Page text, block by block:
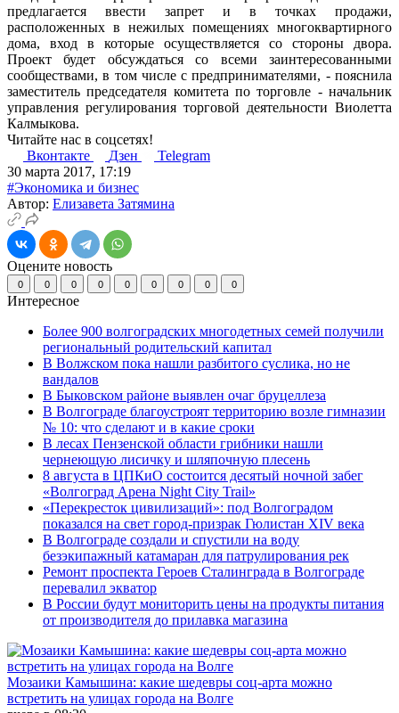
предлагается ввести запрет и в точках продажи,
расположенных в нежилых помещениях многоквартирного
дома, вход в которые осуществляется со стороны двора.
Проект будет обсуждаться со всеми заинтересованными
сообществами, в том числе с предпринимателями, - пояснила
заместитель председателя комитета по торговле - начальник
управления регулирования торговой деятельности Виолетта
Калмыкова.
Читайте нас в соцсетях!
Вконтакте
Дзен
Telegram
30 марта 2017, 17:19
#Экономика и бизнес
Автор: Елизавета Затямина
Оцените новость
0 0 0 0 0 0 0 0 0
Интересное
Более 900 волгоградских многодетных семей получили
региональный родительский капитал
В Волжском пока нашли разбитого суслика, но не
вандалов
В Быковском районе выявлен очаг бруцеллеза
В Волгограде благоустроят территорию возле гимназии
№ 10: что сделают и в какие сроки
В лесах Пензенской области грибники нашли
чернеющую лисичку и шляпочную плесень
8 августа в ЦПКиО состоится десятый ночной забег
«Волгоград Арена Night City Trail»
«Перекресток цивилизаций»: под Волгоградом
показался на свет город-призрак Гюлистан XIV века
В Волгограде создали и спустили на воду
безэкипажный катамаран для патрулирования рек
Ремонт проспекта Героев Сталинграда в Волгограде
перевалил экватор
В России будут мониторить цены на продукты питания
от производителя до прилавка магазина
Мозаики Камышина: какие шедевры соц-арта можно
встретить на улицах города на Волге